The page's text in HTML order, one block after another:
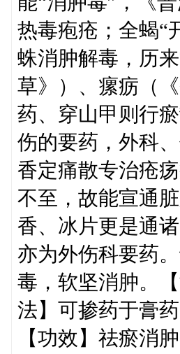
热毒疱疮；全蝎“
蛛消肿解毒，历
草》）、瘰疬（
药、穿山甲则行
伤的要药，外科
香定痛散专治疮
不至，故能宣通
香、冰片更是通
亦为外伤科要药
毒，软坚消肿。
法】可掺药于膏
【功效】祛瘀消